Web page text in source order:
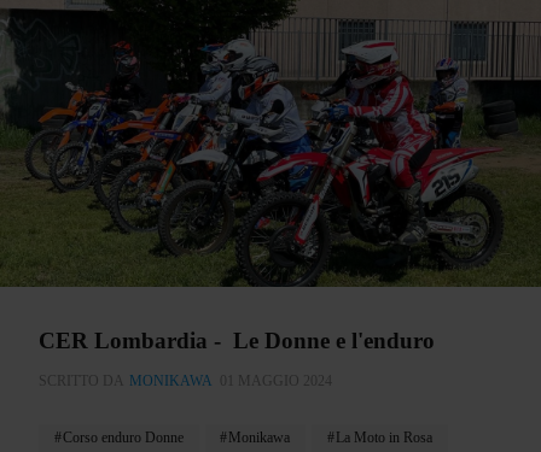
CER Lombardia - Le Donne e l'enduro
SCRITTO DA MONIKAWA 01 MAGGIO 2024
Corso enduro Donne Monikawa La Moto in Rosa